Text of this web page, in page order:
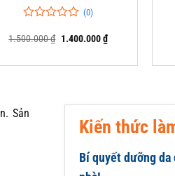
trên
(0)
1.500.000₫ Giá
1.500.000 ₫.
1.400.000₫Giá
hiện
là:
Sản
Kiến thức
Bí quyết dưỡng